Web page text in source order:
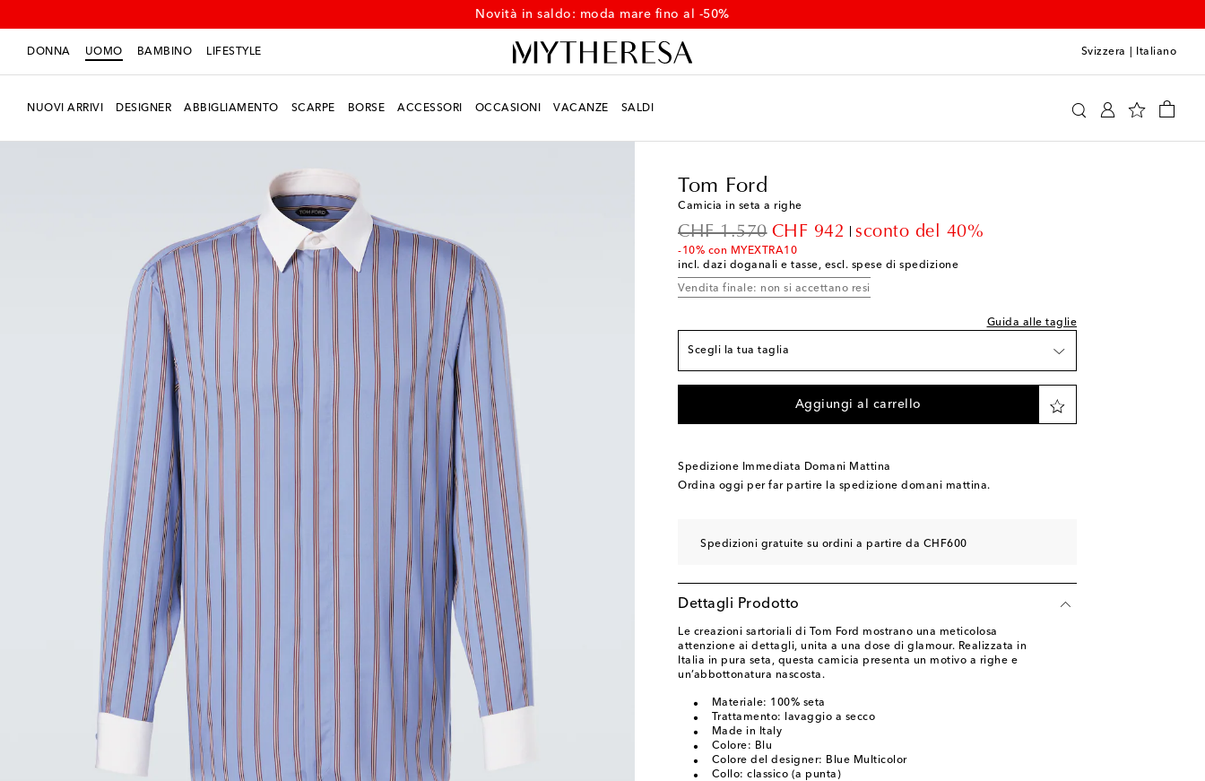
Novità in saldo: moda mare fino al -50%
DONNA UOMO BAMBINO LIFESTYLE Svizzera Italiano
NUOVI ARRIVI DESIGNER ABBIGLIAMENTO SCARPE BORSE ACCESSORI OCCASIONI VACANZE SALDI
Tom Ford
Camicia in seta a righe
CHF 1.570
original priceCHF 942
discount pricesconto del 40%
-10% con MYEXTRA10
incl. dazi doganali e tasse, escl. spese di spedizione
Vendita finale: non si accettano resi
Guida alle taglie
Scegli la tua taglia
EU 38 Aggiungi alla wishlist
EU 40
EU 41 Aggiungi alla wishlist
EU 42 Ultimo articolo
EU 44 Aggiungi alla wishlist
Aggiungi al carrello
Spedizione Immediata Domani Mattina
Ordina oggi per far partire la spedizione domani mattina.
Spedizioni gratuite su ordini a partire da CHF600
Dettagli Prodotto
Le creazioni sartoriali di Tom Ford mostrano una meticolosa
attenzione ai dettagli, unita a una dose di glamour. Realizzata in
Italia in pura seta, questa camicia presenta un motivo a righe e
un’abbottonatura nascosta.
Materiale: 100% seta
Trattamento: lavaggio a secco
Made in Italy
Colore: Blu
Colore del designer: Blue Multicolor
Collo: classico (a punta)